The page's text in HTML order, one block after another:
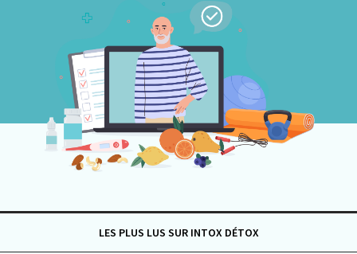
LES PLUS LUS SUR INTOX DÉTOX